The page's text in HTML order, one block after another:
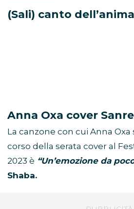
(Sali) canto
Anna Oxa cover
La canzone con cui Anna Oxa
corso della serata cover al
2023 è “Un’emozione da
Shaba.